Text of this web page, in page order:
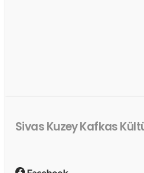
Sivas Kuzey Kafkas